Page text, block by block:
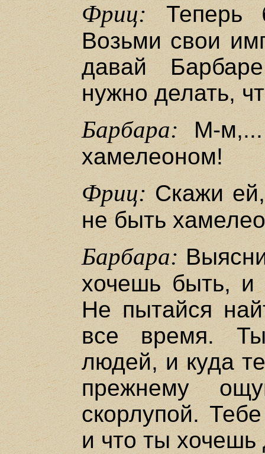
Фриц:Теперь
Возьми свои
давай
нужно делать,
Барбара:М-м,...
хамелеоном!
Фриц:Скажи ей,
не быть
Барбара:
хочешь быть, и
Не пытайся
все время.
людей, и куда
прежнему
скорлупой.
и что ты хочешь